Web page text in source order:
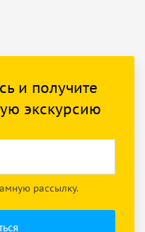
и получите
экскурсию
рассылку.